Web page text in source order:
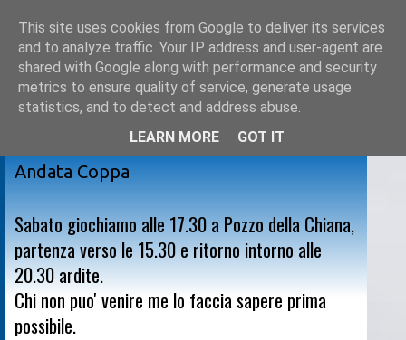
mercoledì 16 settembre 2009
Andata Coppa
Sabato giochiamo alle 17.30 a Pozzo della Chiana,
partenza verso le 15.30 e ritorno intorno alle
20.30 ardite.
Chi non puo' venire me lo faccia sapere prima
possibile.
This site uses cookies from Google to deliver its services
and to analyze traffic. Your IP address and user-agent are
shared with Google along with performance and security
metrics to ensure quality of service, generate usage
statistics, and to detect and address abuse.
LEARN MORE
GOT IT